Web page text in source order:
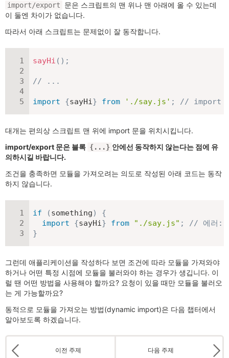
import/export
문은 스크립트의 맨 위나 맨 아래에 올 수 있는데
이 둘엔 차이가 없습니다.
따라서 아래 스크립트는 문제없이 잘 동작합니다.
sayHi ( ) ;
// ...
import {sayHi} from './say.js' ; // import 문
대개는 편의상 스크립트 맨 위에 import 문을 위치시킵니다.
import/export 문은 블록 {...} 안에선 동작하지 않는다는 점에 유
의하시길 바랍니다.
조건을 충족하면 모듈을 가져오려는 의도로 작성된 아래 코드는 동작
하지 않습니다.
if (something)
{
import
{sayHi} from "./say.js" ;
// 에러:
}
그런데 애플리케이션을 작성하다 보면 조건에 따라 모듈을 가져와야
하거나 어떤 특정 시점에 모듈을 불러와야 하는 경우가 생깁니다. 이
럴 땐 어떤 방법을 사용해야 할까요? 요청이 있을 때만 모듈을 불러오
는 게 가능할까요?
동적으로 모듈을 가져오는 방법(dynamic import)은 다음 챕터에서
알아보도록 하겠습니다.
이전 주제 다음 주제